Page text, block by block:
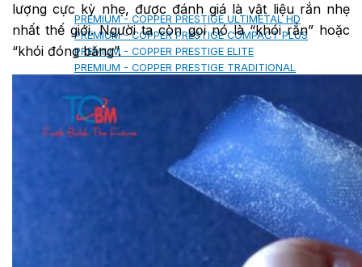
PREMIUM - COPPER PRESTIGE ULTIMETAL HD
PREMIUM - COPPER PRESTIGE COMPACT PLUS
PREMIUM - COPPER PRESTIGE ELITE
PREMIUM - COPPER PRESTIGE TRADITIONAL
TẤM ỐP VOX
TẤM ỐP TRẦN INFRATOP
TẤM ỐP TƯỜNG MAX-3
TẤM ỐP ĐA NĂNG FRONTO
lượng cực kỳ nhẹ, được đánh giá là vật liệu rắn nhẹ
nhất thế giới. Người ta còn gọi nó là “khói rắn” hoặc
“khói đóng băng”.